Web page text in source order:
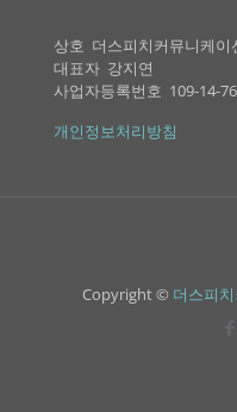
상호 더스피치커뮤니케이
대표자 강지연
사업자등록번호 109-14-
개인정보처리방침
Copyright © 더스피